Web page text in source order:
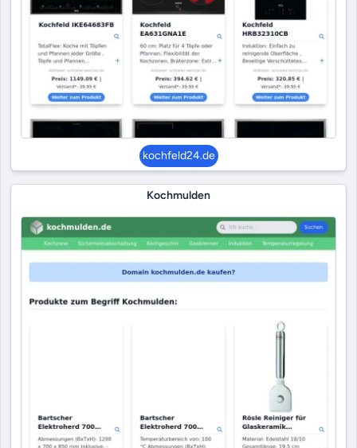
kochfeld24.de
Kochmulden